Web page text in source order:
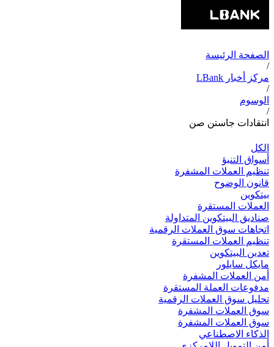
الصفحة الرئيسة
/
مركز أخبار LBank
/
الوسوم
/
انتقادات جاستن صن
الكل
أسواق التنبؤ
تنظيم العملات المشفرة
قانون الوضوح
بيتكوين
العملات المستقرة
صناديق البيتكوين المتداولة
اتجاهات سوق العملات الرقمية
تنظيم العملات المستقرة
تعدين البيتكوين
مايكل سايلور
أمن العملات المشفرة
مدفوعات العملة المستقرة
تحليل سوق العملات الرقمية
سوق العملات المشفرة
سوق العملات المشفرة
الذكاء الاصطناعي